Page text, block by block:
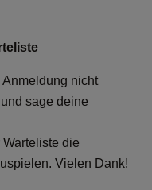
nicht
sage deine
die
Vielen Dank!